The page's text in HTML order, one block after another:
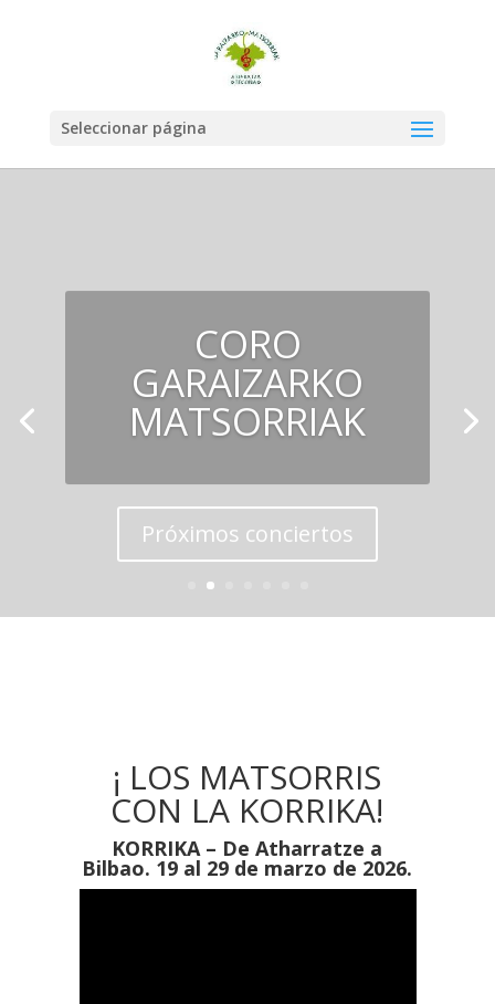
Seleccionar página
CORO
GARAIZARKO
MATSORRIAK
Próximos conciertos
¡ LOS MATSORRIS
CON LA KORRIKA!
KORRIKA – De Atharratze a
Bilbao. 19 al 29 de marzo de 2026.